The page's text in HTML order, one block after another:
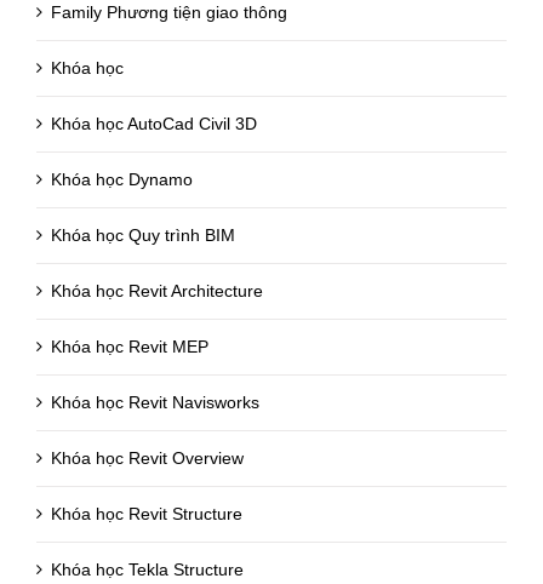
Family Phương tiện giao thông
Khóa học
Khóa học AutoCad Civil 3D
Khóa học Dynamo
Khóa học Quy trình BIM
Khóa học Revit Architecture
Khóa học Revit MEP
Khóa học Revit Navisworks
Khóa học Revit Overview
Khóa học Revit Structure
Khóa học Tekla Structure